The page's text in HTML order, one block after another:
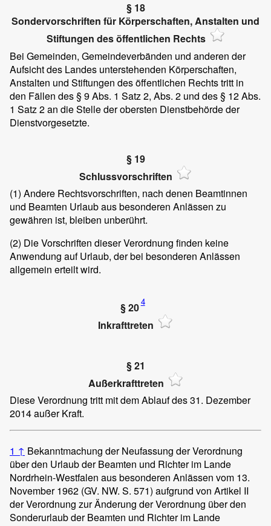
§ 18
Sondervorschriften für Körperschaften, Anstalten und
Stiftungen des öffentlichen Rechts
Bei Gemeinden, Gemeindeverbänden und anderen der
Aufsicht des Landes unterstehenden Körperschaften,
Anstalten und Stiftungen des öffentlichen Rechts tritt in
den Fällen des § 9 Abs. 1 Satz 2, Abs. 2 und des § 12 Abs.
1 Satz 2 an die Stelle der obersten Dienstbehörde der
Dienstvorgesetzte.
§ 19
Schlussvorschriften
(1) Andere Rechtsvorschriften, nach denen Beamtinnen
und Beamten Urlaub aus besonderen Anlässen zu
gewähren ist, bleiben unberührt.
(2) Die Vorschriften dieser Verordnung finden keine
Anwendung auf Urlaub, der bei besonderen Anlässen
allgemein erteilt wird.
§ 204
Inkrafttreten
§ 21
Außerkrafttreten
Diese Verordnung tritt mit dem Ablauf des 31. Dezember
2014 außer Kraft.
1 ↑ Bekanntmachung der Neufassung der Verordnung
über den Urlaub der Beamten und Richter im Lande
Nordrhein-Westfalen aus besonderen Anlässen vom 13.
November 1962 (GV. NW. S. 571) aufgrund von Artikel II
der Verordnung zur Änderung der Verordnung über den
Sonderurlaub der Beamten und Richter im Lande